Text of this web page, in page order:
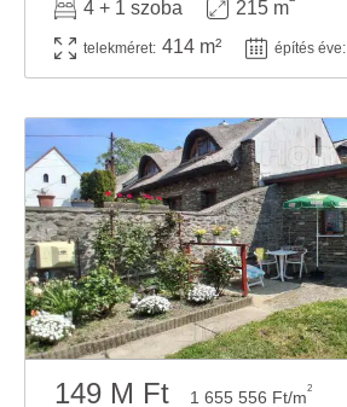
4 + 1 szoba 215 m
telekméret: 414 m² építés éve:
149 M Ft 1 655 556 Ft/m2